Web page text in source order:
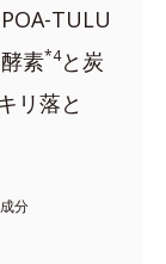
TULU
素*4と炭
リ落と
分